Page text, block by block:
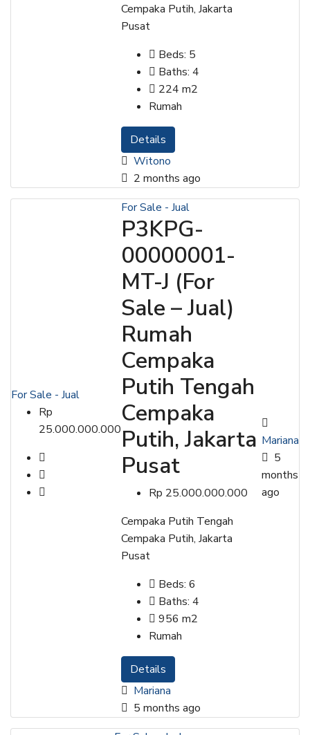
Cempaka Putih, Jakarta
Pusat
Beds: 5
Baths: 4
224 m2
Rumah
Details
Witono
2 months ago
For Sale - Jual
Rp
25.000.000.000
For Sale - Jual
P3KPG-
00000001-
MT-J (For
Sale – Jual)
Rumah
Cempaka
Putih Tengah
Cempaka
Putih, Jakarta
Pusat
Rp 25.000.000.000
Cempaka Putih Tengah
Cempaka Putih, Jakarta
Pusat
Beds: 6
Baths: 4
956 m2
Rumah
Details
Mariana
5 months ago
Mariana
5
months
ago